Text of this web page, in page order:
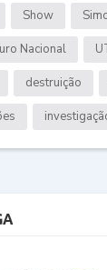
Show
Nacional
destruição